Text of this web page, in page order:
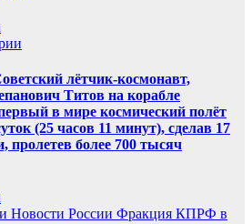
лётчик-космонавт,
Титов на корабле
в мире космический полёт
(25 часов 11 минут), сделав 17
пролетев более 700 тысяч
Новости России Фракция КПРФ в